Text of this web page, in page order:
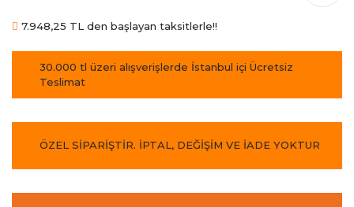
7.948,25 TL den başlayan taksitlerle!!
30.000 tl üzeri alışverişlerde İstanbul içi Ücretsiz
Teslimat
ÖZEL SİPARİŞTİR. İPTAL, DEĞİŞİM VE İADE YOKTUR